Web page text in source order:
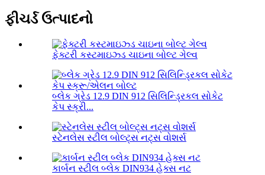
ફીચર્ડ ઉત્પાદનો
ફેક્ટરી કસ્ટમાઇઝ્ડ ચાઇના બોલ્ટ ગેલ્વ
બ્લેક ગ્રેડ 12.9 DIN 912 સિલિન્ડ્રિકલ સોકેટ
કેપ સ્ક્રી...
સ્ટેનલેસ સ્ટીલ બોલ્ટ્સ નટ્સ વોશર્સ
કાર્બન સ્ટીલ બ્લેક DIN934 હેક્સ નટ